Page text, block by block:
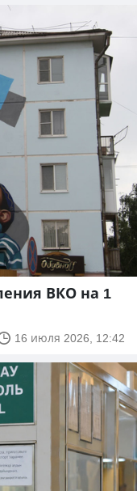
ВКО на 1
16 июля 2026, 12:42